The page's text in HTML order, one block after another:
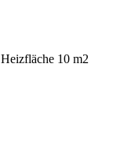
Heizfläche 10 m2